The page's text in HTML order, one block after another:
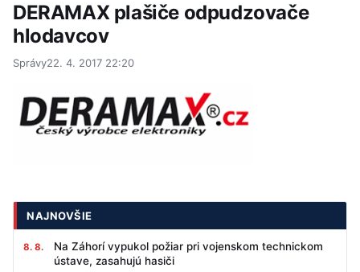
DERAMAX plašiče odpudzovače
hlodavcov
Správy22. 4. 2017 22:20
NAJNOVŠIE
8. 8.
Na Záhorí vypukol požiar pri vojenskom technickom
ústave, zasahujú hasiči